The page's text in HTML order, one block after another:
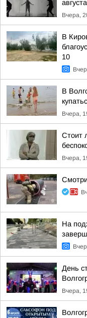
августа
Вчера,
В
10
В
Вчера,
Стоит
Вчера,
На
День
Вчера,